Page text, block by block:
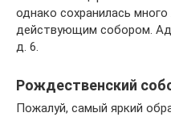
однако сохранилась
действующим собором.
д. 6.
Рождественский
Пожалуй, самый яркий